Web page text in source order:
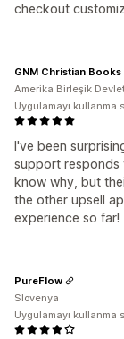
checkout
I've been
support responds
know why, but
the other upsell
experience so far!
GNM Christian
Amerika Birleşik
Uygulamayı kullanma
PureFlow
Slovenya
Uygulamayı kullanma